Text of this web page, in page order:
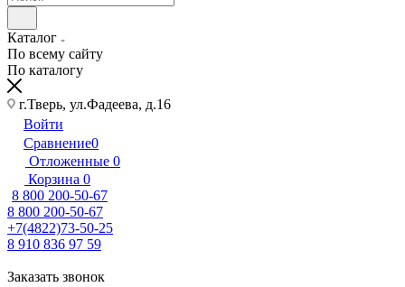
Каталог
По всему сайту
По каталогу
г.Тверь, ул.Фадеева, д.16
Войти
Сравнение0
Отложенные 0
Корзина 0
8 800 200-50-67
8 800 200-50-67
+7(4822)73-50-25
8 910 836 97 59
Заказать звонок